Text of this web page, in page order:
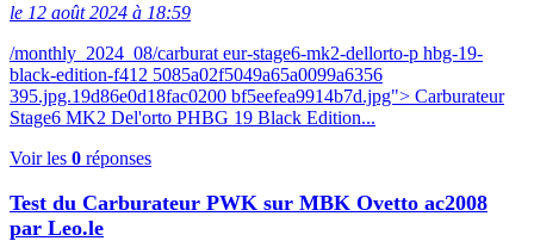
le 12 août 2024 à 18:59
/monthly_2024_08/carburat eur-stage6-mk2-dellorto-p hbg-19-
black-edition-f412 5085a02f5049a65a0099a6356
395.jpg.19d86e0d18fac0200 bf5eefea9914b7d.jpg"> Carburateur
Stage6 MK2 Del'orto PHBG 19 Black Edition...
Voir les 0 réponses
Test du Carburateur PWK sur MBK Ovetto ac2008
par Leo.le